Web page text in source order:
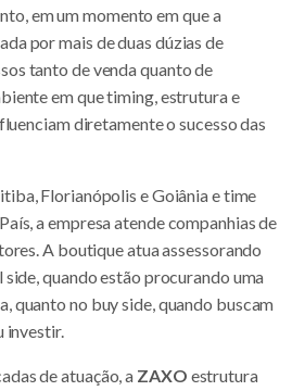
em um momento em que a
por mais de duas dúzias de
tanto de venda quanto de
em que timing, estrutura e
diretamente o sucesso das
Florianópolis e Goiânia e time
a empresa atende companhias de
A boutique atua assessorando
quando estão procurando uma
quanto no buy side, quando buscam
investir.
de atuação, a ZAXO estrutura